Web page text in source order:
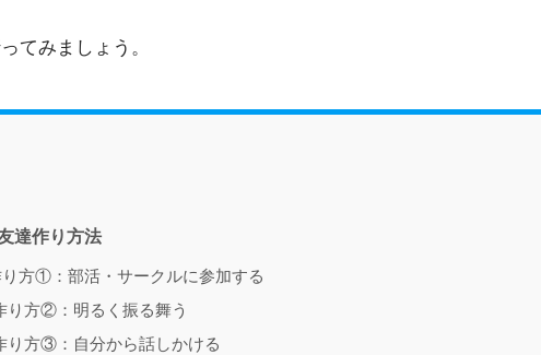
てみましょう。
達作り方法
方①：部活・サークルに参加する
り方②：明るく振る舞う
り方③：自分から話しかける